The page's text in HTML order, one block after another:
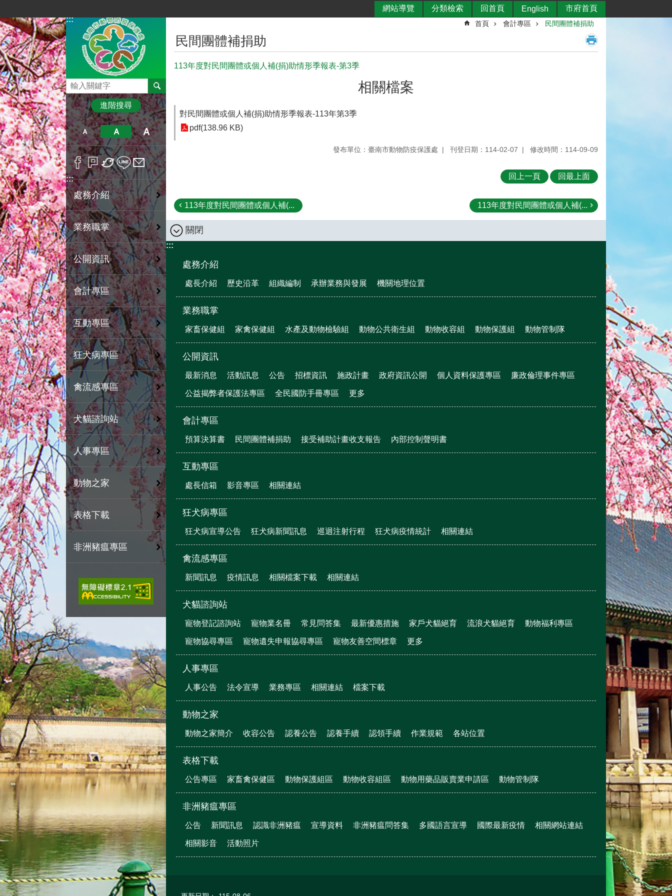
:::
網站導覽 分類檢索 回首頁 English 市府首頁
搜尋
進階搜尋
:::
處務介紹
業務職掌
公開資訊
會計專區
互動專區
狂犬病專區
禽流感專區
犬貓諮詢站
人事專區
動物之家
表格下載
非洲豬瘟專區
::: 首頁 會計專區 民間團體補捐助
民間團體補捐助
113年度對民間團體或個人補(捐)助情形季報表-第3季
相關檔案
對民間團體或個人補(捐)助情形季報表-113年第3季
pdf(138.96 KB)
發布單位：臺南市動物防疫保護處 刊登日期：114-02-07 修改時間：114-09-09
回上一頁 回最上面
113年度對民間團體或個人補(... 113年度對民間團體或個人補(...
關閉
:::
處務介紹
處長介紹 歷史沿革 組織編制 承辦業務與發展 機關地理位置
業務職掌
家畜保健組 家禽保健組 水產及動物檢驗組 動物公共衛生組 動物收容組 動物保護組 動物管制隊
公開資訊
最新消息 活動訊息 公告 招標資訊 施政計畫 政府資訊公開 個人資料保護專區 廉政倫理事件專區
公益揭弊者保護法專區 全民國防手冊專區 更多
會計專區
預算決算書 民間團體補捐助 接受補助計畫收支報告 內部控制聲明書
互動專區
處長信箱 影音專區 相關連結
狂犬病專區
狂犬病宣導公告 狂犬病新聞訊息 巡迴注射行程 狂犬病疫情統計 相關連結
禽流感專區
新聞訊息 疫情訊息 相關檔案下載 相關連結
犬貓諮詢站
寵物登記諮詢站 寵物業名冊 常見問答集 最新優惠措施 家戶犬貓絕育 流浪犬貓絕育 動物福利專區
寵物協尋專區 寵物遺失申報協尋專區 寵物友善空間標章 更多
人事專區
人事公告 法令宣導 業務專區 相關連結 檔案下載
動物之家
動物之家簡介 收容公告 認養公告 認養手續 認領手續 作業規範 各站位置
表格下載
公告專區 家畜禽保健區 動物保護組區 動物收容組區 動物用藥品販賣業申請區 動物管制隊
非洲豬瘟專區
公告 新聞訊息 認識非洲豬瘟 宣導資料 非洲豬瘟問答集 多國語言宣導 國際最新疫情 相關網站連結
相關影音 活動照片